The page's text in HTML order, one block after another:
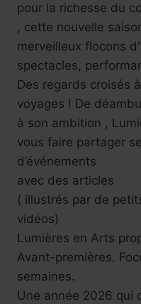
pour la richesse du
, cette nouvelle
merveilleux flocons
spectacles,
Des regards croisés
voyages ! De
à son ambition ,
vous faire partager
d’événements
avec des articles
( illustrés par de
vidéos)
Lumières en Arts
Avant-premières.
semaines.
Une année 2026 qui